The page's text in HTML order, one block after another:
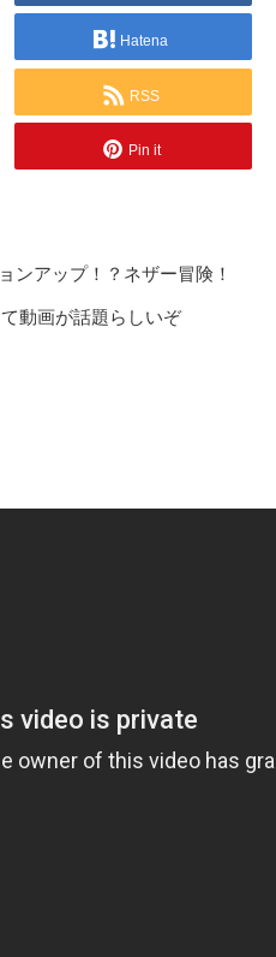
Hatena
RSS
Pin it
ンアップ！？ネザー冒険！
動画が話題らしいぞ